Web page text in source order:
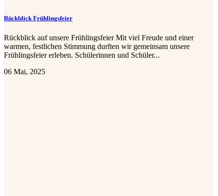
Rückblick Frühlingsfeier
Rückblick auf unsere Frühlingsfeier Mit viel Freude und einer
warmen, festlichen Stimmung durften wir gemeinsam unsere
Frühlingsfeier erleben. Schülerinnen und Schüler...
06 Mai, 2025